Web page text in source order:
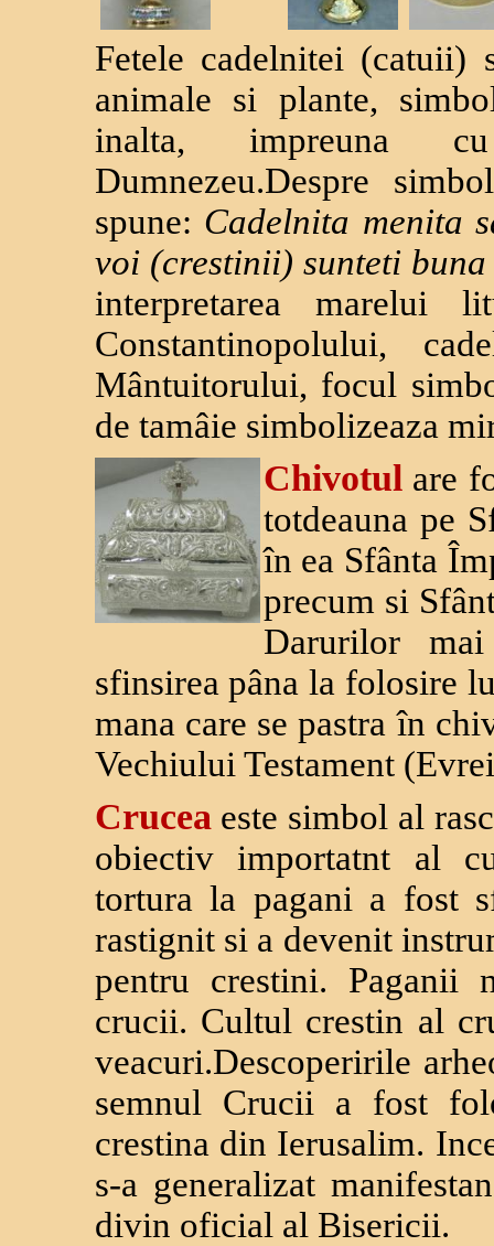
Fetele cadelnitei
animale si plante,
inalta, impreuna
Dumnezeu.Despre
spune: Cadelnita menita
voi (crestinii) sunteti
interpretarea marelui
Constantinopolului,
Mântuitorului, focul
de tamâie simbolizeaza
Chivotulare
totdeauna pe
în ea Sfânta
precum si
Darurilor
sfinsirea pâna la folosire
mana care se pastra în
Vechiului Testament
Crucea este simbol al
obiectiv importatnt al
tortura la pagani a fost
rastignit si a devenit
pentru crestini. Paganii
crucii. Cultul crestin al
veacuri.Descoperirile
semnul Crucii a fost
crestina din Ierusalim.
s-a generalizat
divin oficial al Bisericii.